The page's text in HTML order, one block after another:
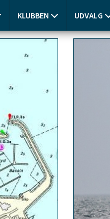
KLUBBEN UDVALG